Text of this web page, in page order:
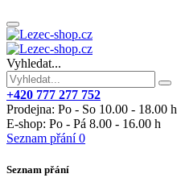
Vyhledat...
+420 777 277 752
Prodejna: Po - So 10.00 - 18.00 h
E-shop: Po - Pá 8.00 - 16.00 h
Seznam přání 0
Seznam přání